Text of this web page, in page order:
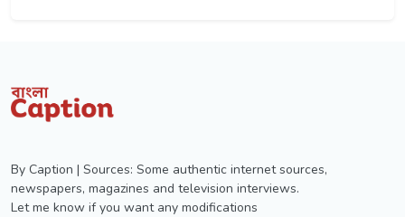
By Caption | Sources: Some authentic internet sources,
newspapers, magazines and television interviews.
Let me know if you want any modifications